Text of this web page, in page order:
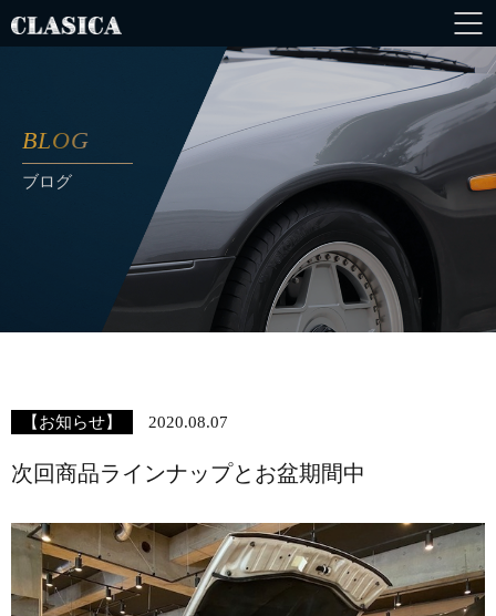
BLOG
ブログ
【お知らせ】 2020.08.07
次回商品ラインナップとお盆期間中